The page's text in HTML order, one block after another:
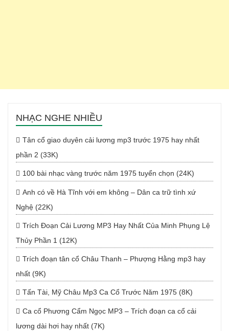
NHẠC NGHE NHIỀU
Tân cổ giao duyên cải lương mp3 trước 1975 hay nhất
phần 2 (33K)
100 bài nhạc vàng trước năm 1975 tuyển chọn (24K)
Anh có về Hà Tĩnh với em không – Dân ca trữ tình xứ
Nghệ (22K)
Trích Đoạn Cải Lương MP3 Hay Nhất Của Minh Phụng Lệ
Thủy Phần 1 (12K)
Trích đoạn tân cổ Châu Thanh – Phượng Hằng mp3 hay
nhất (9K)
Tấn Tài, Mỹ Châu Mp3 Ca Cổ Trước Năm 1975 (8K)
Ca cổ Phương Cẩm Ngọc MP3 – Trích đoạn ca cổ cải
lương dài hơi hay nhất (7K)